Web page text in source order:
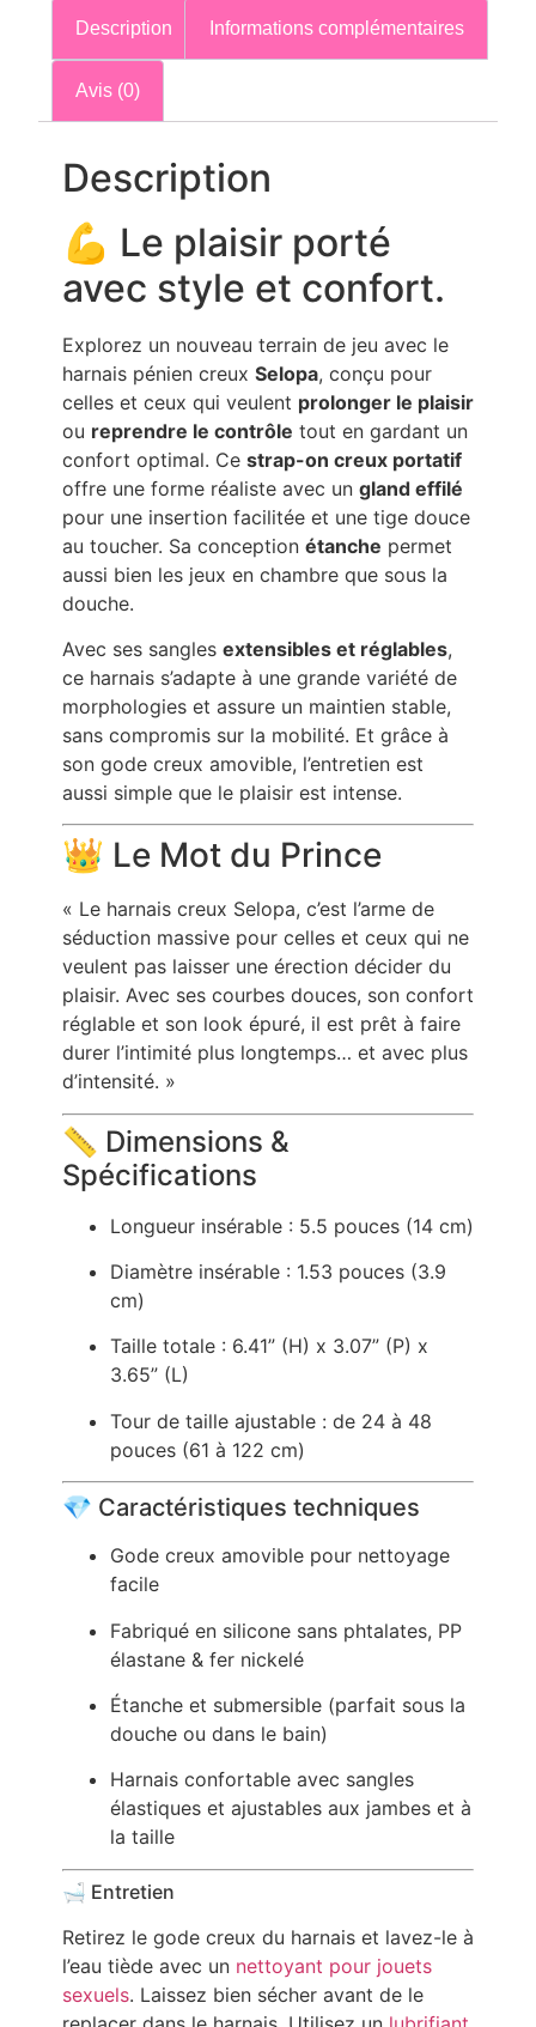
Description Informations complémentaires
Avis (0)
Description
💪 Le plaisir porté
avec style et confort.
Explorez un nouveau terrain de jeu avec le
harnais pénien creux Selopa, conçu pour
celles et ceux qui veulent prolonger le plaisir
ou reprendre le contrôle tout en gardant un
confort optimal. Ce strap-on creux portatif
offre une forme réaliste avec un gland effilé
pour une insertion facilitée et une tige douce
au toucher. Sa conception étanche permet
aussi bien les jeux en chambre que sous la
douche.
Avec ses sangles extensibles et réglables,
ce harnais s’adapte à une grande variété de
morphologies et assure un maintien stable,
sans compromis sur la mobilité. Et grâce à
son gode creux amovible, l’entretien est
aussi simple que le plaisir est intense.
👑 Le Mot du Prince
« Le harnais creux Selopa, c’est l’arme de
séduction massive pour celles et ceux qui ne
veulent pas laisser une érection décider du
plaisir. Avec ses courbes douces, son confort
réglable et son look épuré, il est prêt à faire
durer l’intimité plus longtemps… et avec plus
d’intensité. »
📏 Dimensions &
Spécifications
Longueur insérable : 5.5 pouces (14 cm)
Diamètre insérable : 1.53 pouces (3.9
cm)
Taille totale : 6.41” (H) x 3.07” (P) x
3.65” (L)
Tour de taille ajustable : de 24 à 48
pouces (61 à 122 cm)
💎 Caractéristiques techniques
Gode creux amovible pour nettoyage
facile
Fabriqué en silicone sans phtalates, PP
élastane & fer nickelé
Étanche et submersible (parfait sous la
douche ou dans le bain)
Harnais confortable avec sangles
élastiques et ajustables aux jambes et à
la taille
🛁 Entretien
Retirez le gode creux du harnais et lavez-le à
l’eau tiède avec un nettoyant pour jouets
sexuels. Laissez bien sécher avant de le